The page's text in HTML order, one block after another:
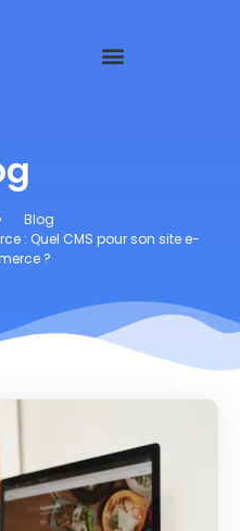
Blog
: Quel CMS pour son site e-
?